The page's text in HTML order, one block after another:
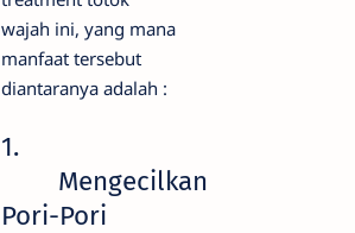
wajah ini, yang mana
manfaat tersebut
diantaranya adalah :
1.
Mengecilkan
Pori-Pori